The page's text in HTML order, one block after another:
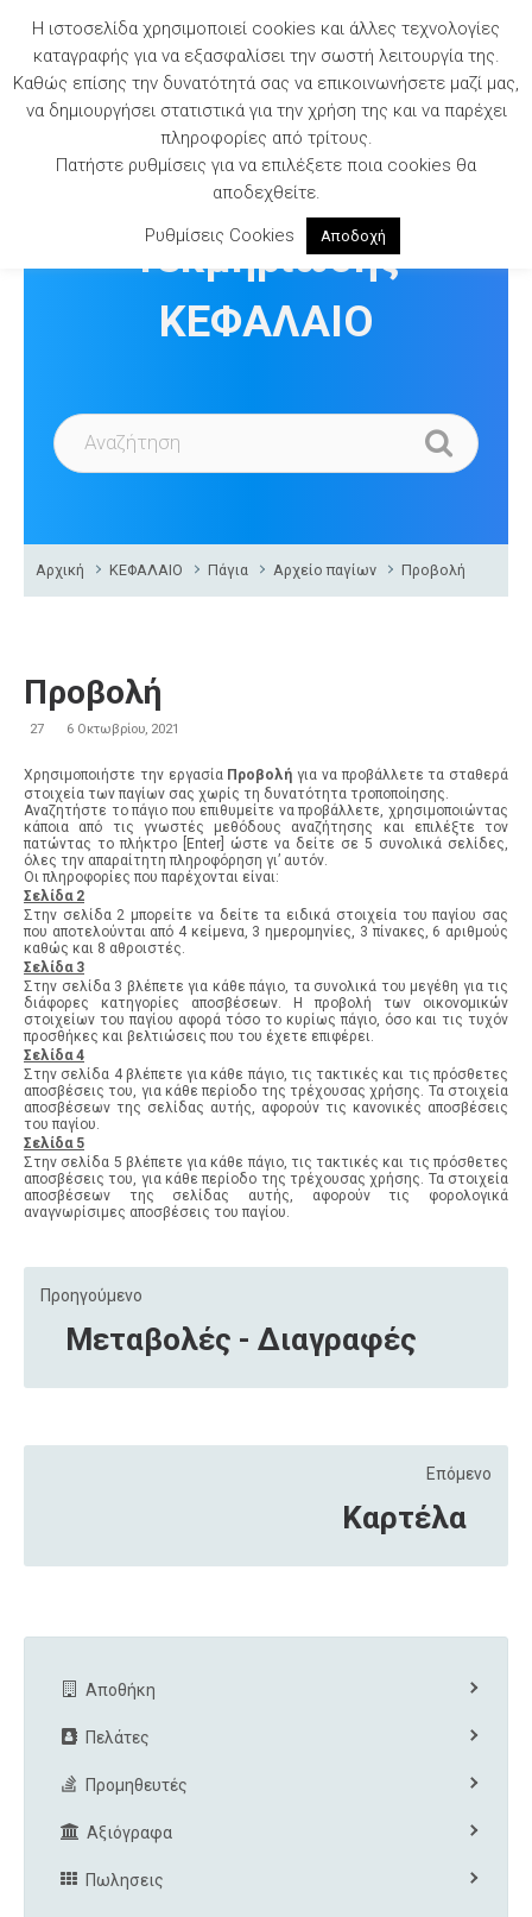
content
Βιβλιοθήκη
Τεκμηρίωσης
ΚΕΦΑΛΑΙΟ
Αρχική ΚΕΦΑΛΑΙΟ Πάγια Αρχείο παγίων Προβολή
Προβολή
27 6 Οκτωβρίου, 2021
Χρησιμοποιήστε την εργασία Προβολή για να προβάλλετε τα σταθερά
στοιχεία των παγίων σας χωρίς τη δυνατότητα τροποποίησης.
Αναζητήστε το πάγιο που επιθυμείτε να προβάλλετε, χρησιμοποιώντας
κάποια από τις γνωστές μεθόδους αναζήτησης και επιλέξτε τον
πατώντας το πλήκτρο [Enter] ώστε να δείτε σε 5 συνολικά σελίδες,
όλες την απαραίτητη πληροφόρηση γι’ αυτόν.
Οι πληροφορίες που παρέχονται είναι:
Σελίδα 2
Στην σελίδα 2 μπορείτε να δείτε τα ειδικά στοιχεία του παγίου σας
που αποτελούνται από 4 κείμενα, 3 ημερομηνίες, 3 πίνακες, 6 αριθμούς
καθώς και 8 αθροιστές.
Σελίδα 3
Στην σελίδα 3 βλέπετε για κάθε πάγιο, τα συνολικά του μεγέθη για τις
διάφορες κατηγορίες αποσβέσεων. Η προβολή των οικονομικών
στοιχείων του παγίου αφορά τόσο το κυρίως πάγιο, όσο και τις τυχόν
προσθήκες και βελτιώσεις που του έχετε επιφέρει.
Σελίδα 4
Στην σελίδα 4 βλέπετε για κάθε πάγιο, τις τακτικές και τις πρόσθετες
αποσβέσεις του, για κάθε περίοδο της τρέχουσας χρήσης. Τα στοιχεία
αποσβέσεων της σελίδας αυτής, αφορούν τις κανονικές αποσβέσεις
του παγίου.
Σελίδα 5
Στην σελίδα 5 βλέπετε για κάθε πάγιο, τις τακτικές και τις πρόσθετες
αποσβέσεις του, για κάθε περίοδο της τρέχουσας χρήσης. Τα στοιχεία
αποσβέσεων της σελίδας αυτής, αφορούν τις φορολογικά
αναγνωρίσιμες αποσβέσεις του παγίου.
Προηγούμενο
Μεταβολές - Διαγραφές
Επόμενο
Καρτέλα
Αποθήκη
Πελάτες
Προμηθευτές
Αξιόγραφα
Πωλησεις
Η ιστοσελίδα χρησιμοποιεί cookies και άλλες τεχνολογίες
καταγραφής για να εξασφαλίσει την σωστή λειτουργία της.
Καθώς επίσης την δυνατότητά σας να επικοινωνήσετε μαζί μας,
να δημιουργήσει στατιστικά για την χρήση της και να παρέχει
πληροφορίες από τρίτους.
Πατήστε ρυθμίσεις για να επιλέξετε ποια cookies θα
αποδεχθείτε.
Ρυθμίσεις Cookies
Αποδοχή